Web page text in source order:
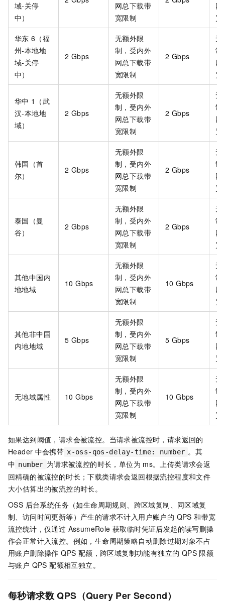
域-关停
中）
网总下载带
宽限制
网
宽
华东 6（福
州-本地地
域-关停
中）
2 Gbps
无额外限
制，受内外
网总下载带
宽限制
2 Gbps
无
制
网
宽
华中 1（武
汉-本地地
域）
2 Gbps
无额外限
制，受内外
网总下载带
宽限制
2 Gbps
无
制
网
宽
韩国（首
尔）
2 Gbps
无额外限
制，受内外
网总下载带
宽限制
2 Gbps
无
制
网
宽
泰国（曼
谷）
2 Gbps
无额外限
制，受内外
网总下载带
宽限制
2 Gbps
无
制
网
宽
其他中国内
地地域
10 Gbps
无额外限
制，受内外
网总下载带
宽限制
10 Gbps
无
制
网
宽
其他非中国
内地地域
5 Gbps
无额外限
制，受内外
网总下载带
宽限制
5 Gbps
无
制
网
宽
无地域属性 10 Gbps
无额外限
制，受内外
网总下载带
宽限制
10 Gbps
无
制
网
宽
如果达到阈值，请求会被流控。当请求被流控时，请求返回的
Header 中会携带 x-oss-qos-delay-time: number 。其
中 number 为请求被流控的时长，单位为 ms。上传类请求会返
回精确的被流控的时长；下载类请求会返回根据流控程度和文件
大小估算出的被流控的时长。
OSS 后台系统任务（如生命周期规则、跨区域复制、同区域复
制、访问时间更新等）产生的请求不计入用户账户的 QPS 和带宽
流控统计，仅通过 AssumeRole 获取临时凭证后发起的读写删操
作会正常计入流控。例如，生命周期策略自动删除过期对象不占
用账户删除操作 QPS 配额，跨区域复制功能有独立的 QPS 限额
与账户 QPS 配额相互独立。
每秒请求数 QPS（Query Per Second）